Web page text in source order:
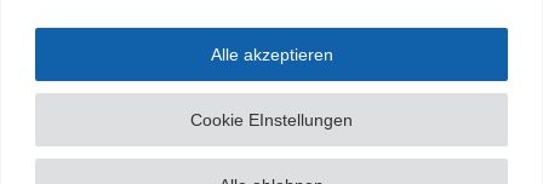
Cookie EInstellungen
Alle akzeptieren
© Arnold-Janssen-Gymnasium | Alle Rechte vorbehalten |
Impressum/Datenschutz|ajg@bistum-muenster.de